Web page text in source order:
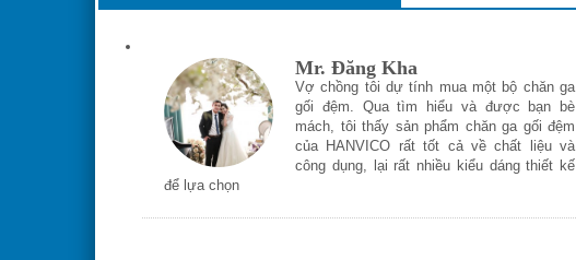
Mr. Đăng Kha
Vợ chồng tôi dự tính mua một bộ chăn ga
gối đệm. Qua tìm hiểu và được bạn bè
mách, tôi thấy sản phẩm chăn ga gối đệm
của HANVICO rất tốt cả về chất liệu và
công dụng, lại rất nhiều kiểu dáng thiết kế
để lựa chọn